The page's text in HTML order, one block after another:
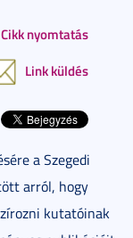
Cikk nyomtatás
Link küldés
a Szegedi
arról, hogy
kutatóinak